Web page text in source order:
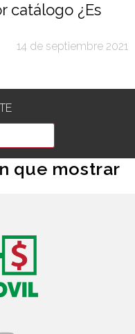
catálogo ¿Es
14 de septiembre 2021
que mostrar